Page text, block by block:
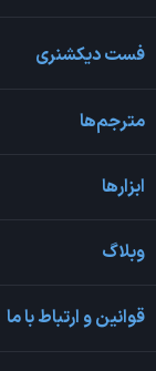
فست دیکشنری
مترجم‌ها
ابزارها
وبلاگ
قوانین و ارتباط با ما